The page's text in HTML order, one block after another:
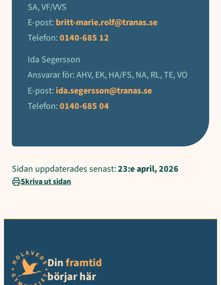
SA, VF/VVS
E-post: britt-marie.rolf@tranas.se
Telefon:0140-685 12
Ida Segersson
Ansvarar för: AHV, EK, HA/FS, NA, RL, TE, VO
E-post: ida.segersson@tranas.se
Telefon:0140-685 04
Sidan uppdaterades senast:23:e april, 2026
Skriva ut sidan
Dinframtid
börjar här